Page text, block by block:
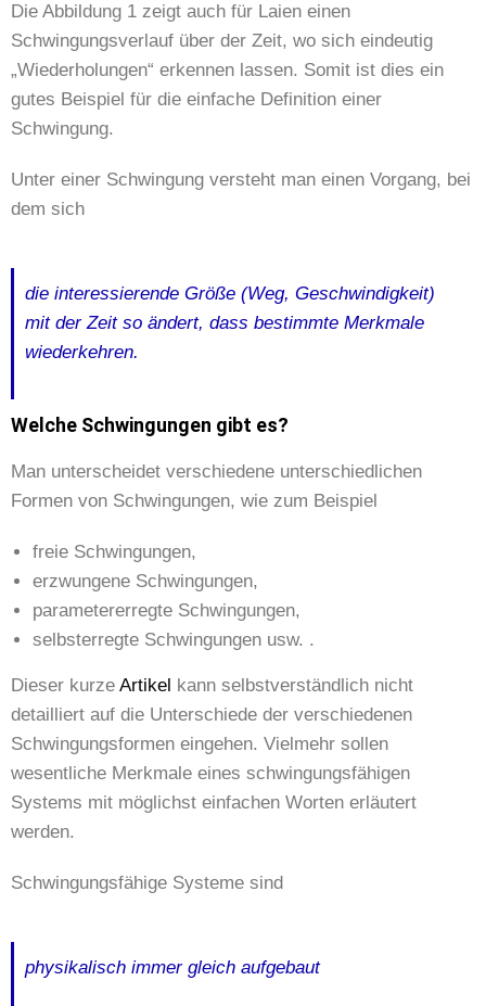
Die Abbildung 1 zeigt auch für Laien einen
Schwingungsverlauf über der Zeit, wo sich eindeutig
„Wiederholungen“ erkennen lassen. Somit ist dies ein
gutes Beispiel für die einfache Definition einer
Schwingung.
Unter einer Schwingung versteht man einen Vorgang, bei
dem sich
die interessierende Größe (Weg, Geschwindigkeit)
mit der Zeit so ändert, dass bestimmte Merkmale
wiederkehren.
Welche Schwingungen gibt es?
Man unterscheidet verschiedene unterschiedlichen
Formen von Schwingungen, wie zum Beispiel
freie Schwingungen,
erzwungene Schwingungen,
parametererregte Schwingungen,
selbsterregte Schwingungen usw. .
Dieser kurze Artikel kann selbstverständlich nicht
detailliert auf die Unterschiede der verschiedenen
Schwingungsformen eingehen. Vielmehr sollen
wesentliche Merkmale eines schwingungsfähigen
Systems mit möglichst einfachen Worten erläutert
werden.
Schwingungsfähige Systeme sind
physikalisch immer gleich aufgebaut